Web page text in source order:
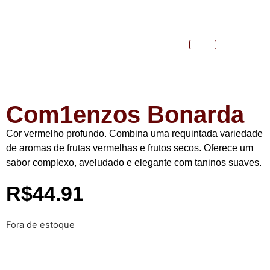
Com1enzos Bonarda
Cor vermelho profundo. Combina uma requintada variedade
de aromas de frutas vermelhas e frutos secos. Oferece um
sabor complexo, aveludado e elegante com taninos suaves.
R$44.91
Fora de estoque